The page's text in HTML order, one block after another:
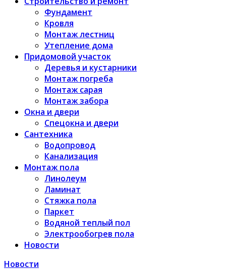
Фундамент
Кровля
Монтаж лестниц
Утепление дома
Придомовой участок
Деревья и кустарники
Монтаж погреба
Монтаж сарая
Монтаж забора
Окна и двери
Спецокна и двери
Сантехника
Водопровод
Канализация
Монтаж пола
Линолеум
Ламинат
Стяжка пола
Паркет
Водяной теплый пол
Электрообогрев пола
Новости
Новости